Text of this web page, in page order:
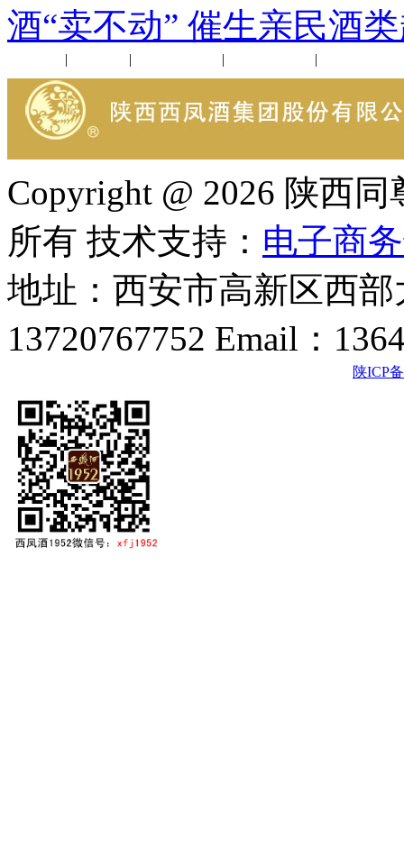
酒“卖不动” 催生亲民酒
| | | |
Copyright @ 2026 陕西
所有 技术支持： 电子商
地址：西安市高新区西
13720767752 Email：
陕ICP